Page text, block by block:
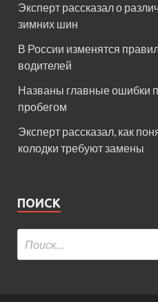
Эксперт рассказал о
зимних шин
В России изменятся
водителей
Названы главные ошибки
пробегом
Эксперт рассказал, как
колодки требуют замены
ПОИСК